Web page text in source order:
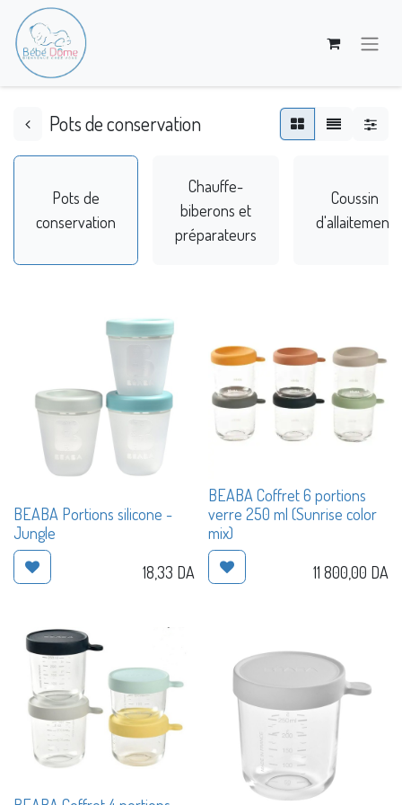
Pots de conservation
Pots de
conservation
Chauffe-
biberons et
préparateurs
Coussin
d'allaitement
BEABA Portions silicone -
Jungle
18,33 DA
BEABA Coffret 6 portions
verre 250 ml (Sunrise color
mix)
11 800,00 DA